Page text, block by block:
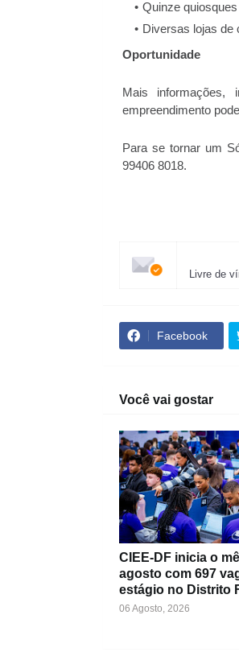
Quinze
Diversas lojas de
Oportunidade
Mais
empreendimento
Para se tornar um
99406 8018.
Livre de
Facebook
Você vai gostar
CIEE-DF inicia o
agosto com 697
estágio no Distrito
06 Agosto, 2026